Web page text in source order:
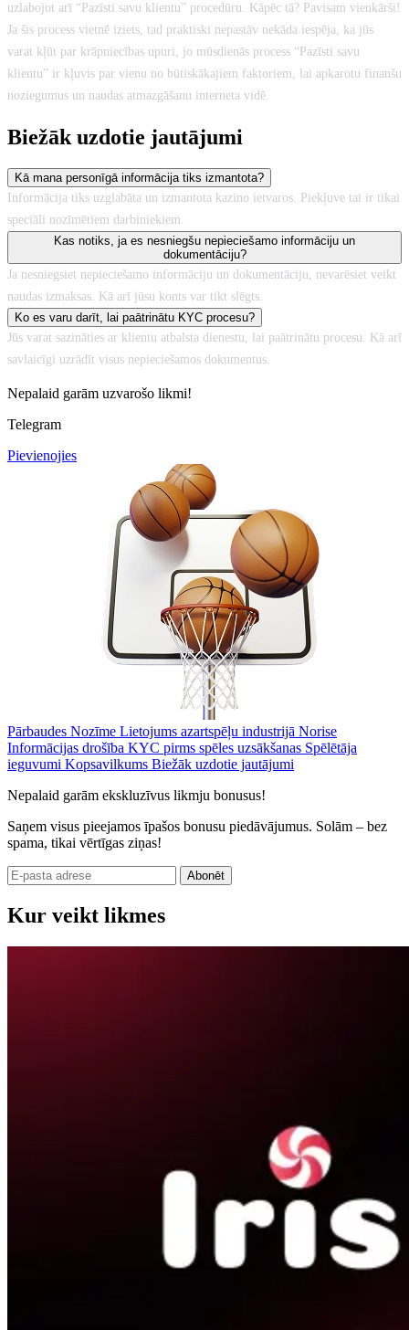
uzlabojot arī “Pazīsti savu klientu” procedūru. Kāpēc tā? Pavisam vienkārši!
Ja šis process vietnē iziets, tad praktiski nepastāv nekāda iespēja, ka jūs
varat kļūt par krāpniecības upuri, jo mūsdienās process “Pazīsti savu
klientu” ir kļuvis par vienu no būtiskākajiem faktoriem, lai apkarotu finanšu
noziegumus un naudas atmazgāšanu interneta vidē.
Biežāk uzdotie jautājumi
Kā mana personīgā informācija tiks izmantota?
Informācija tiks uzglabāta un izmantota kazino ietvaros. Piekļuve tai ir tikai
speciāli nozīmētiem darbiniekiem.
Kas notiks, ja es nesniegšu nepieciešamo informāciju un
dokumentāciju?
Ja nesniegsiet nepieciešamo informāciju un dokumentāciju, nevarēsiet veikt
naudas izmaksas. Kā arī jūsu konts var tikt slēgts.
Ko es varu darīt, lai paātrinātu KYC procesu?
Jūs varat sazināties ar klientu atbalsta dienestu, lai paātrinātu procesu. Kā arī
savlaicīgi uzrādīt visus nepieciešamos dokumentus.
Nepalaid garām uzvarošo likmi!
Telegram
Pievienojies
Pārbaudes Nozīme Lietojums azartspēļu industrijā Norise
Informācijas drošība KYC pirms spēles uzsākšanas Spēlētāja
ieguvumi Kopsavilkums Biežāk uzdotie jautājumi
Nepalaid garām ekskluzīvus likmju bonusus!
Saņem visus pieejamos īpašos bonusu piedāvājumus. Solām – bez
spama, tikai vērtīgas ziņas!
Abonēt
Kur veikt likmes